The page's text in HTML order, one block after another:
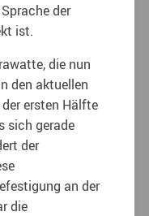
der
ist.
die nun
den aktuellen
ersten Hälfte
sich gerade
der
an der
die